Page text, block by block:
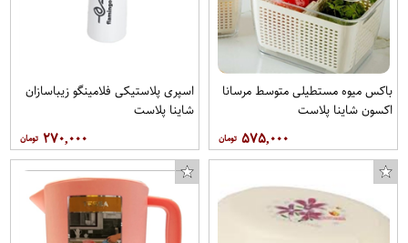
باکس میوه مستطیلی متوسط مرسانا
اکسون شاینا پلاست
۵۷۵,۰۰۰
اسپری پلاستیکی فلامینگو زیباسازان
شاینا پلاست
۲۷۰,۰۰۰